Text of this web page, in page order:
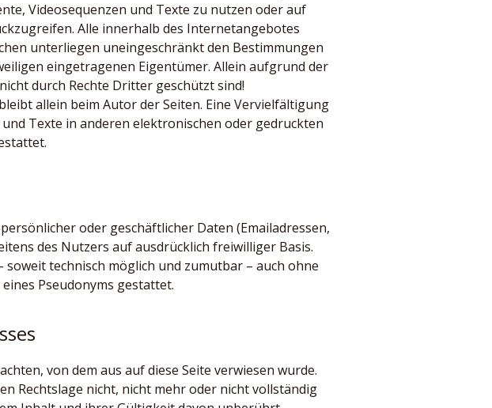
Videosequenzen und Texte zu nutzen oder auf
Alle innerhalb des Internetangebotes
unterliegen uneingeschränkt den Bestimmungen
eingetragenen Eigentümer. Allein aufgrund der
durch Rechte Dritter geschützt sind!
allein beim Autor der Seiten. Eine Vervielfältigung
Texte in anderen elektronischen oder gedruckten
oder geschäftlicher Daten (Emailadressen,
des Nutzers auf ausdrücklich freiwilliger Basis.
technisch möglich und zumutbar – auch ohne
Pseudonyms gestattet.
von dem aus auf diese Seite verwiesen wurde.
Rechtslage nicht, nicht mehr oder nicht vollständig